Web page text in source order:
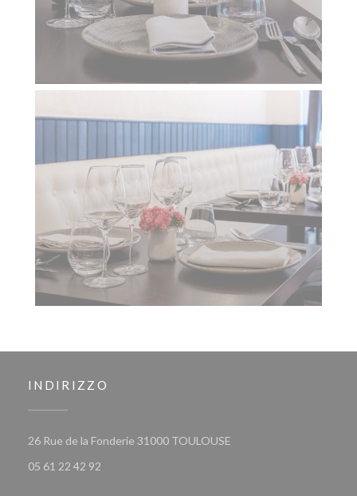
INDIRIZZO
26 Rue de la Fonderie 31000 TOULOUSE
05 61 22 42 92